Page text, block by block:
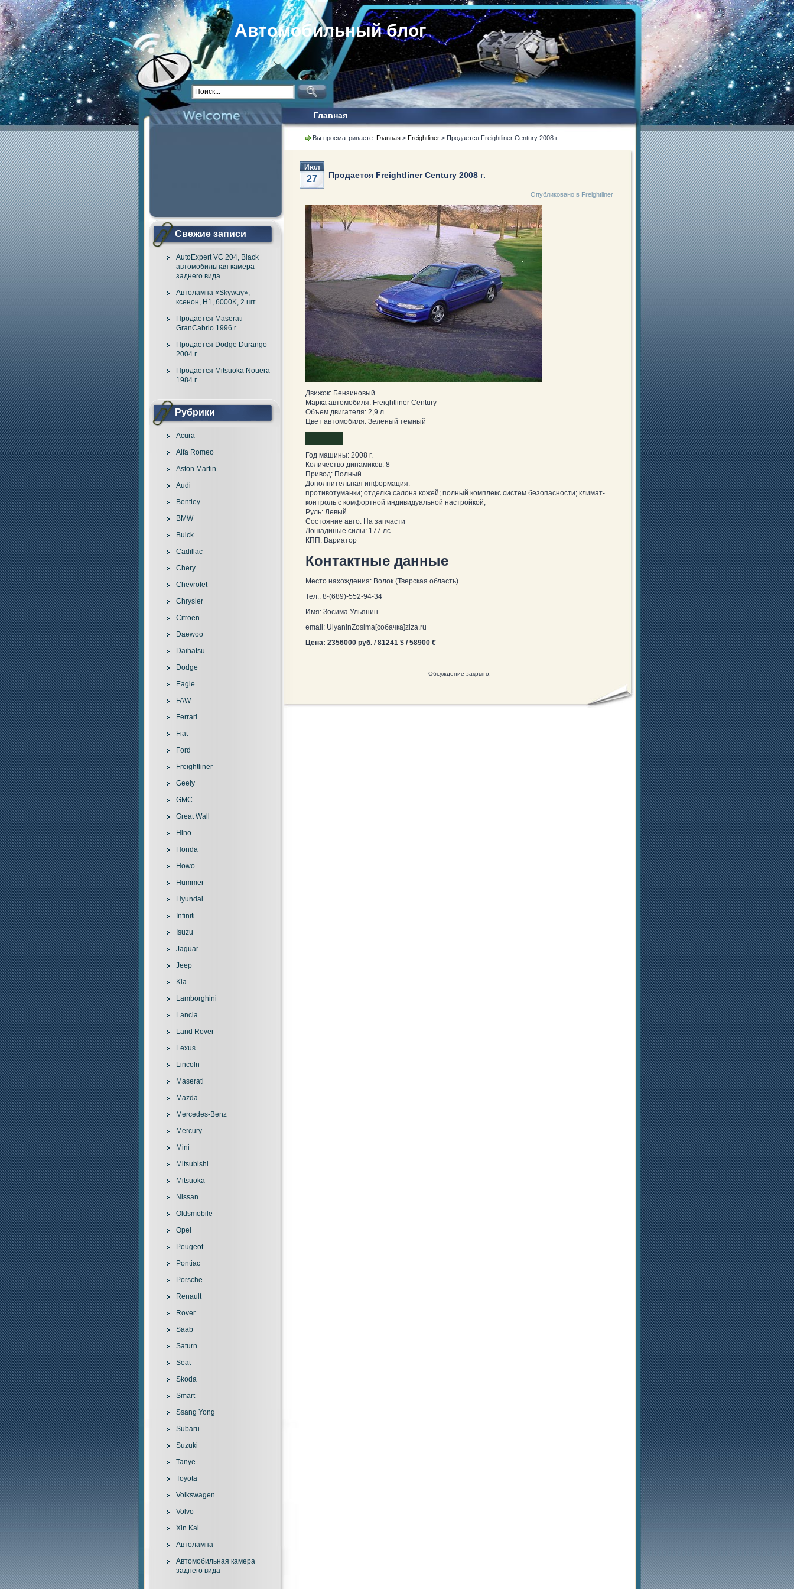
Автомобильный блог
Главная
Свежие записи
AutoExpert VC 204, Black
автомобильная камера
заднего вида
Автолампа «Skyway»,
ксенон, H1, 6000K, 2 шт
Продается Maserati
GranCabrio 1996 г.
Продается Dodge Durango
2004 г.
Продается Mitsuoka Nouera
1984 г.
Рубрики
Acura
Alfa Romeo
Aston Martin
Audi
Bentley
BMW
Buick
Cadillac
Chery
Chevrolet
Chrysler
Citroen
Daewoo
Daihatsu
Dodge
Eagle
FAW
Ferrari
Fiat
Ford
Freightliner
Geely
GMC
Great Wall
Hino
Honda
Howo
Hummer
Hyundai
Infiniti
Isuzu
Jaguar
Jeep
Kia
Lamborghini
Lancia
Land Rover
Lexus
Lincoln
Maserati
Mazda
Mercedes-Benz
Mercury
Mini
Mitsubishi
Mitsuoka
Nissan
Oldsmobile
Opel
Peugeot
Pontiac
Porsche
Renault
Rover
Saab
Saturn
Seat
Skoda
Smart
Ssang Yong
Subaru
Suzuki
Tanye
Toyota
Volkswagen
Volvo
Xin Kai
Автолампа
Автомобильная камера
заднего вида
Вы просматриваете: Главная > Freightliner > Продается Freightliner Century 2008 г.
Продается Freightliner Century 2008 г.
Опубликовано в Freightliner
Июл
27
Движок: Бензиновый
Марка автомобиля: Freightliner Century
Объем двигателя: 2,9 л.
Цвет автомобиля: Зеленый темный
Год машины: 2008 г.
Количество динамиков: 8
Привод: Полный
Дополнительная информация:
противотуманки; отделка салона кожей; полный комплекс систем безопасности; климат-
контроль с комфортной индивидуальной настройкой;
Руль: Левый
Состояние авто: На запчасти
Лошадиные силы: 177 лс.
КПП: Вариатор
Контактные данные
Место нахождения: Волок (Тверская область)
Тел.: 8-(689)-552-94-34
Имя: Зосима Ульянин
email: UlyaninZosima[собачка]ziza.ru
Цена: 2356000 руб. / 81241 $ / 58900 €
Обсуждение закрыто.